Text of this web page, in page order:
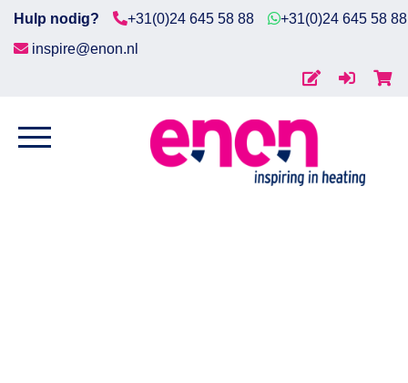
Diensten
Hulp nodig? +31(0)24 645 58 88
+31(0)24 645 58 88
inspire@enon.nl
Procesverwarming/Doorstroomheaters
DN80 standaard
/ Doorstroomheater 4xDN80, 36-